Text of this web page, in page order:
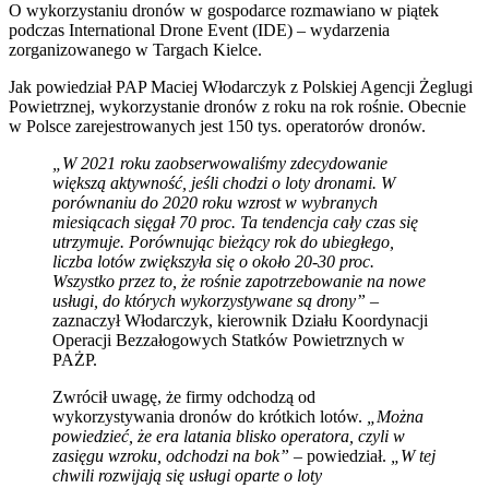
O wykorzystaniu dronów w gospodarce rozmawiano w piątek
podczas International Drone Event (IDE) – wydarzenia
zorganizowanego w Targach Kielce.
Jak powiedział PAP Maciej Włodarczyk z Polskiej Agencji Żeglugi
Powietrznej, wykorzystanie dronów z roku na rok rośnie. Obecnie
w Polsce zarejestrowanych jest 150 tys. operatorów dronów.
„W 2021 roku zaobserwowaliśmy zdecydowanie
większą aktywność, jeśli chodzi o loty dronami. W
porównaniu do 2020 roku wzrost w wybranych
miesiącach sięgał 70 proc. Ta tendencja cały czas się
utrzymuje. Porównując bieżący rok do ubiegłego,
liczba lotów zwiększyła się o około 20-30 proc.
Wszystko przez to, że rośnie zapotrzebowanie na nowe
usługi, do których wykorzystywane są drony” –
zaznaczył Włodarczyk, kierownik Działu Koordynacji
Operacji Bezzałogowych Statków Powietrznych w
PAŻP.
Zwrócił uwagę, że firmy odchodzą od
wykorzystywania dronów do krótkich lotów.
„Można
powiedzieć, że era latania blisko operatora, czyli w
zasięgu wzroku, odchodzi na bok” – powiedział.
„W tej
chwili rozwijają się usługi oparte o loty